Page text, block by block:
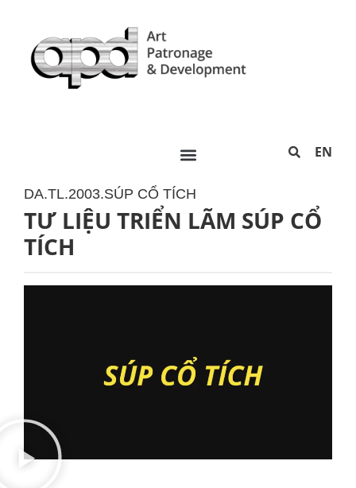
EN
DA.TL.2003.SÚP CỔ TÍCH
TƯ LIỆU TRIỂN LÃM SÚP CỔ
TÍCH